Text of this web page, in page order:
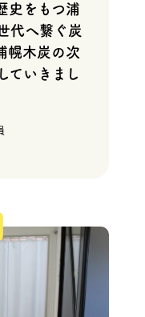
史をもつ浦
代へ繋ぐ炭
幌木炭の次
ていきまし